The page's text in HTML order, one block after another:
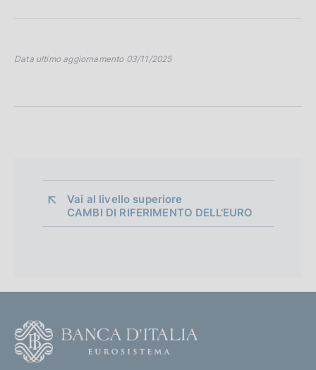
Data ultimo aggiornamento 03/11/2025
Vai al livello superiore
CAMBI DI RIFERIMENTO DELL'EURO